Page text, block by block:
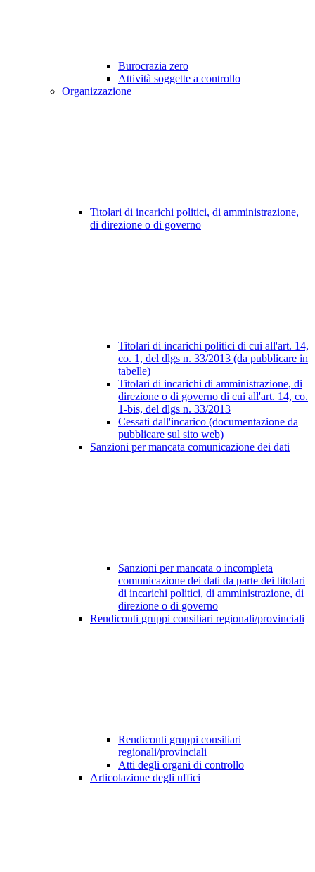
Burocrazia zero
Attività soggette a controllo
Organizzazione
Titolari di incarichi politici, di amministrazione,
di direzione o di governo
Titolari di incarichi politici di cui all'art. 14,
co. 1, del dlgs n. 33/2013 (da pubblicare in
tabelle)
Titolari di incarichi di amministrazione, di
direzione o di governo di cui all'art. 14, co.
1-bis, del dlgs n. 33/2013
Cessati dall'incarico (documentazione da
pubblicare sul sito web)
Sanzioni per mancata comunicazione dei dati
Sanzioni per mancata o incompleta
comunicazione dei dati da parte dei titolari
di incarichi politici, di amministrazione, di
direzione o di governo
Rendiconti gruppi consiliari regionali/provinciali
Rendiconti gruppi consiliari
regionali/provinciali
Atti degli organi di controllo
Articolazione degli uffici